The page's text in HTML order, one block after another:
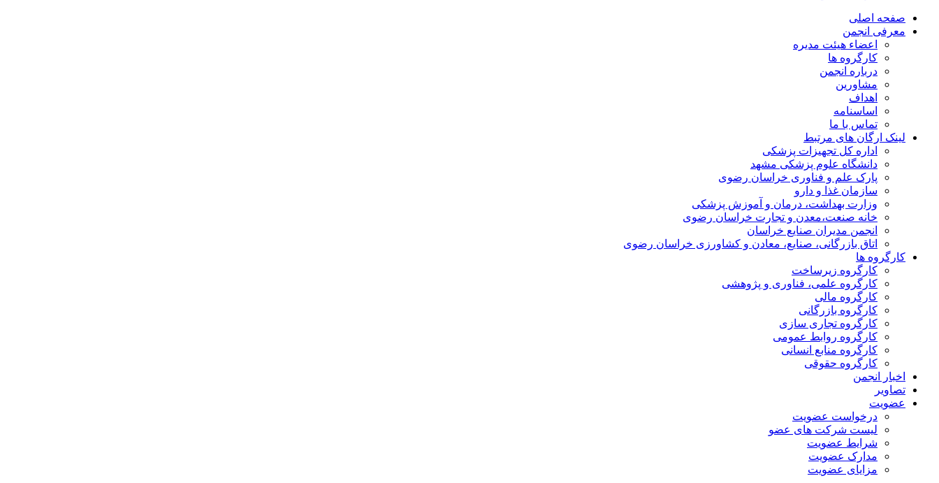
صفحه اصلی
معرفی انجمن
اعضاء هیئت مدیره
کارگروه ها
درباره انجمن
مشاورین
اهداف
اساسنامه
تماس با ما
لینک ارگان های مرتبط
اداره کل تجهیزات پزشکی
دانشگاه علوم پزشکی مشهد
پارک علم و فناوری خراسان رضوی
سازمان غذا و دارو
وزارت بهداشت، درمان و آموزش پزشکی
خانه صنعت،معدن و تجارت خراسان رضوی
انجمن مدیران صنایع خراسان
اتاق بازرگانی، صنایع، معادن و کشاورزی خراسان رضوی
کارگروه ها
کارگروه زیرساخت
کارگروه علمی، فناوری و پژوهشی
کارگروه مالی
کارگروه بازرگانی
کارگروه تجاری سازی
کارگروه روابط عمومی
کارگروه منابع انسانی
کارگروه حقوقی
اخبار انجمن
تصاویر
عضویت
درخواست عضویت
لیست شرکت های عضو
شرایط عضویت
مدارک عضویت
مزایای عضویت